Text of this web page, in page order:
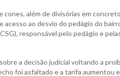
cones, além de divisórias em
ao desvio do pedágio do
responsável pelo pedágio e
a decisão judicial voltando a
foi asfaltado e a tarifa aumentou